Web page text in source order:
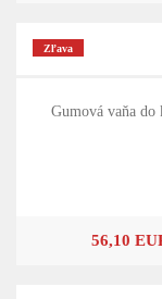
Zľava
Gumová vaňa
56,10